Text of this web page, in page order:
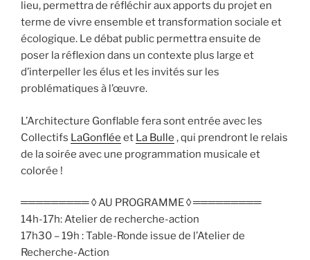
lieu, permettra de réfléchir aux apports du projet en
terme de vivre ensemble et transformation sociale et
écologique. Le débat public permettra ensuite de
poser la réflexion dans un contexte plus large et
d’interpeller les élus et les invités sur les
problématiques à l’œuvre.
L’Architecture Gonflable fera sont entrée avec les
Collectifs LaGonflée et La Bulle , qui prendront le relais
de la soirée avec une programmation musicale et
colorée !
═════════ ◊ AU PROGRAMME ◊ ═════════
14h-17h: Atelier de recherche-action
17h30 – 19h : Table-Ronde issue de l’Atelier de
Recherche-Action